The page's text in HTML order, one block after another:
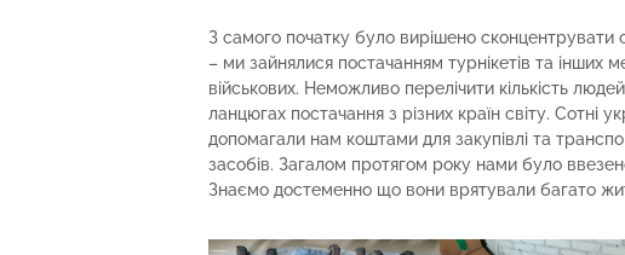
З самого початку було вирішено сконцентрувати
– ми зайнялися постачанням турнікетів та інших
військових. Неможливо перелічити кількість
ланцюгах постачання з різних країн світу. Сотні
допомагали нам коштами для закупівлі та
засобів. Загалом протягом року нами було
Знаємо достеменно що вони врятували багато